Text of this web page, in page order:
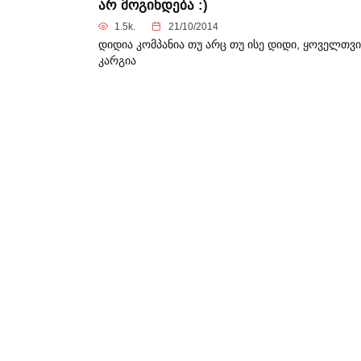
არ მოგინდება :)
1.5k. 21/10/2014
დიდია კომპანია თუ არც თუ ისე დიდი,
კარგია